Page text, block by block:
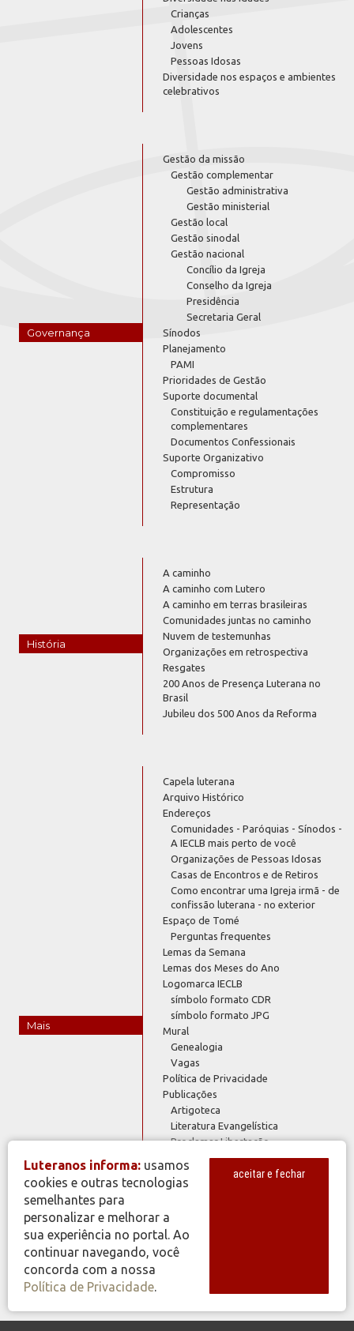
Crianças
Adolescentes
Jovens
Pessoas Idosas
Diversidade nos espaços e ambientes
celebrativos
Governança
Gestão da missão
Gestão complementar
Gestão administrativa
Gestão ministerial
Gestão local
Gestão sinodal
Gestão nacional
Concílio da Igreja
Conselho da Igreja
Presidência
Secretaria Geral
Sínodos
Planejamento
PAMI
Prioridades de Gestão
Suporte documental
Constituição e regulamentações
complementares
Documentos Confessionais
Suporte Organizativo
Compromisso
Estrutura
Representação
História
A caminho
A caminho com Lutero
A caminho em terras brasileiras
Comunidades juntas no caminho
Nuvem de testemunhas
Organizações em retrospectiva
Resgates
200 Anos de Presença Luterana no
Brasil
Jubileu dos 500 Anos da Reforma
Mais
Capela luterana
Arquivo Histórico
Endereços
Comunidades - Paróquias - Sínodos -
A IECLB mais perto de você
Organizações de Pessoas Idosas
Casas de Encontros e de Retiros
Como encontrar uma Igreja irmã - de
confissão luterana - no exterior
Espaço de Tomé
Perguntas frequentes
Lemas da Semana
Lemas dos Meses do Ano
Logomarca IECLB
símbolo formato CDR
símbolo formato JPG
Mural
Genealogia
Vagas
Política de Privacidade
Publicações
Artigoteca
Literatura Evangelística
Proclamar Libertação
Rede de Recursos
Rosa de Lutero
Serviços IECLB
Plano de Ofertas 2023
Plano de Ofertas 2024
Luteranos informa: usamos
cookies e outras tecnologias
semelhantes para
personalizar e melhorar a
sua experiência no portal. Ao
continuar navegando, você
concorda com a nossa
Política de Privacidade.
aceitar e fechar